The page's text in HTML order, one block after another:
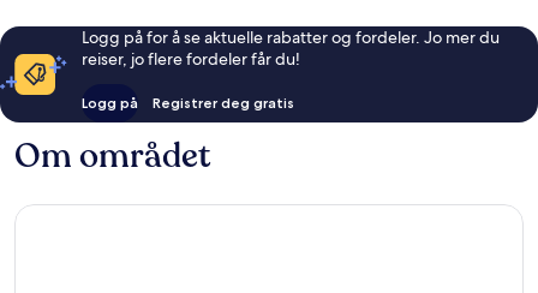
Logg på for å se aktuelle rabatter og fordeler. Jo mer du
reiser, jo flere fordeler får du!
Logg på Registrer deg gratis
Om området